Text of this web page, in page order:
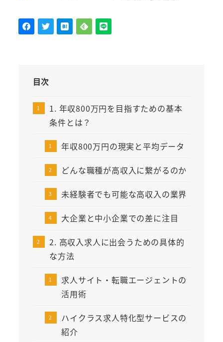
目次
1. 年収800万円を目指すための基本
条件とは？
年収800万円の現実と平均データ
どんな職種が高収入に繋がるのか
未経験者でも可能な高収入の業界
大企業と中小企業での差に注目
2. 高収入求人に出会うための具体的
な方法
求人サイト・転職エージェントの
活用術
ハイクラス求人特化型サービスの
紹介